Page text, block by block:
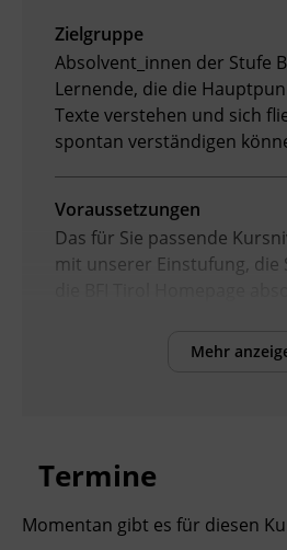
Zielgruppe
Absolvent_innen der Stufe
Lernende, die die
Texte verstehen und sich
spontan verständigen
Voraussetzungen
Das für Sie passende
mit unserer Einstufung, die
Präsenzunterricht
Mehr
Termine
Momentan gibt es für diesen